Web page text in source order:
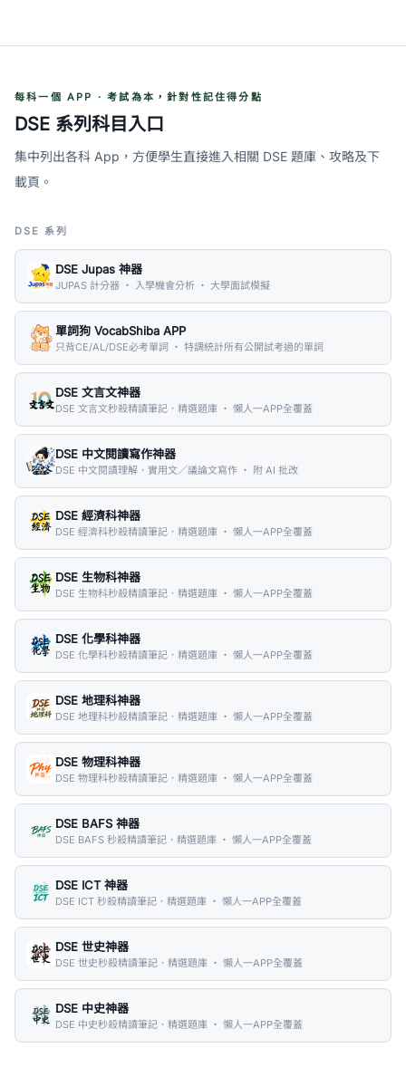
每科一個 APP · 考試為本，針對性記住得分點
DSE 系列科目入口
集中列出各科 App，方便學生直接進入相關 DSE 題庫、攻略及下
載頁。
DSE 系列
DSE Jupas 神器
JUPAS 計分器 ・ 入學機會分析 ・ 大學面試模擬
單詞狗 VocabShiba APP
只背CE/AL/DSE必考單詞 ・ 特調統計所有公開試考過的單詞
DSE 文言文神器
DSE 文言文秒殺精讀筆記．精選題庫 ・ 懶人一APP全覆蓋
DSE 中文閱讀寫作神器
DSE 中文閱讀理解．實用文／議論文寫作 ・ 附 AI 批改
DSE 經濟科神器
DSE 經濟科秒殺精讀筆記．精選題庫 ・ 懶人一APP全覆蓋
DSE 生物科神器
DSE 生物科秒殺精讀筆記．精選題庫 ・ 懶人一APP全覆蓋
DSE 化學科神器
DSE 化學科秒殺精讀筆記．精選題庫 ・ 懶人一APP全覆蓋
DSE 地理科神器
DSE 地理科秒殺精讀筆記．精選題庫 ・ 懶人一APP全覆蓋
DSE 物理科神器
DSE 物理科秒殺精讀筆記．精選題庫 ・ 懶人一APP全覆蓋
DSE BAFS 神器
DSE BAFS 秒殺精讀筆記．精選題庫 ・ 懶人一APP全覆蓋
DSE ICT 神器
DSE ICT 秒殺精讀筆記．精選題庫 ・ 懶人一APP全覆蓋
DSE 世史神器
DSE 世史秒殺精讀筆記．精選題庫 ・ 懶人一APP全覆蓋
DSE 中史神器
DSE 中史秒殺精讀筆記．精選題庫 ・ 懶人一APP全覆蓋